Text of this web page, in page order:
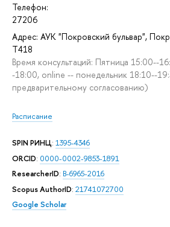
Телефон:
27206
Адрес: АУК "Покровский бульвар",
T418
Время консультаций: Пятница 15:00--
-18:00, online -- понедельник 18:10--
предварительному согласованию)
Расписание
SPIN РИНЦ: 1395-4346
ORCID: 0000-0002-9853-1891
ResearcherID: B-6965-2016
Scopus AuthorID: 21741072700
Google Scholar